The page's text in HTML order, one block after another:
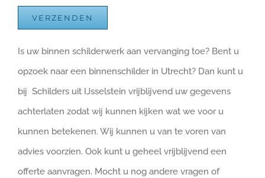
Is uw binnen schilderwerk aan vervanging toe? Bent u
opzoek naar een binnenschilder in Utrecht? Dan kunt u
bij Schilders uit IJsselstein vrijblijvend uw gegevens
achterlaten zodat wij kunnen kijken wat we voor u
kunnen betekenen. Wij kunnen u van te voren van
advies voorzien. Ook kunt u geheel vrijblijvend een
offerte aanvragen. Mocht u nog andere vragen of